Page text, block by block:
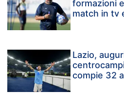
formazioni
match in tv
Lazio,
compie 32